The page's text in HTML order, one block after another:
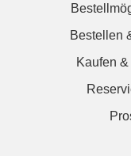
Bestellen
Kaufen